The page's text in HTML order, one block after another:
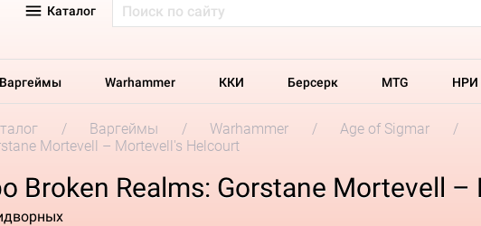
Каталог
Варгеймы Warhammer ККИ Берсерк MTG НРИ
Варгеймы Warhammer Age of Sigmar
Mortevell – Mortevell's Helcourt
Broken Realms: Gorstane Mortevell